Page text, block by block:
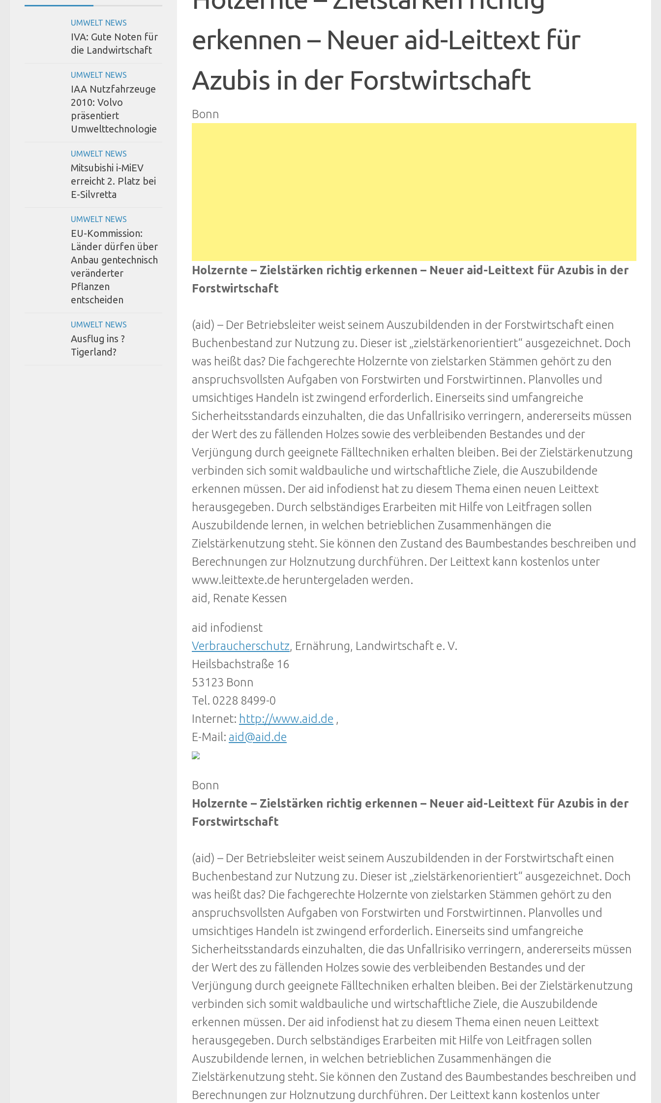
erkennen – Neuer aid-Leittext für
Azubis in der Forstwirtschaft
Bonn
Holzernte – Zielstärken richtig erkennen – Neuer aid-Leittext für Azubis in der
Forstwirtschaft
(aid) – Der Betriebsleiter weist seinem Auszubildenden in der Forstwirtschaft einen
Buchenbestand zur Nutzung zu. Dieser ist „zielstärkenorientiert“ ausgezeichnet. Doch
was heißt das? Die fachgerechte Holzernte von zielstarken Stämmen gehört zu den
anspruchsvollsten Aufgaben von Forstwirten und Forstwirtinnen. Planvolles und
umsichtiges Handeln ist zwingend erforderlich. Einerseits sind umfangreiche
Sicherheitsstandards einzuhalten, die das Unfallrisiko verringern, andererseits müssen
der Wert des zu fällenden Holzes sowie des verbleibenden Bestandes und der
Verjüngung durch geeignete Fälltechniken erhalten bleiben. Bei der Zielstärkenutzung
verbinden sich somit waldbauliche und wirtschaftliche Ziele, die Auszubildende
erkennen müssen. Der aid infodienst hat zu diesem Thema einen neuen Leittext
herausgegeben. Durch selbständiges Erarbeiten mit Hilfe von Leitfragen sollen
Auszubildende lernen, in welchen betrieblichen Zusammenhängen die
Zielstärkenutzung steht. Sie können den Zustand des Baumbestandes beschreiben und
Berechnungen zur Holznutzung durchführen. Der Leittext kann kostenlos unter
www.leittexte.de heruntergeladen werden.
aid, Renate Kessen
aid infodienst
Verbraucherschutz , Ernährung, Landwirtschaft e. V.
Heilsbachstraße 16
53123 Bonn
Tel. 0228 8499-0
Internet: http://www.aid.de
E-Mail: aid@aid.de
Bonn
Holzernte – Zielstärken richtig erkennen – Neuer aid-Leittext für Azubis in der
Forstwirtschaft
(aid) – Der Betriebsleiter weist seinem Auszubildenden in der Forstwirtschaft einen
Buchenbestand zur Nutzung zu. Dieser ist „zielstärkenorientiert“ ausgezeichnet. Doch
was heißt das? Die fachgerechte Holzernte von zielstarken Stämmen gehört zu den
anspruchsvollsten Aufgaben von Forstwirten und Forstwirtinnen. Planvolles und
umsichtiges Handeln ist zwingend erforderlich. Einerseits sind umfangreiche
Sicherheitsstandards einzuhalten, die das Unfallrisiko verringern, andererseits müssen
der Wert des zu fällenden Holzes sowie des verbleibenden Bestandes und der
Verjüngung durch geeignete Fälltechniken erhalten bleiben. Bei der Zielstärkenutzung
verbinden sich somit waldbauliche und wirtschaftliche Ziele, die Auszubildende
erkennen müssen. Der aid infodienst hat zu diesem Thema einen neuen Leittext
herausgegeben. Durch selbständiges Erarbeiten mit Hilfe von Leitfragen sollen
Auszubildende lernen, in welchen betrieblichen Zusammenhängen die
Zielstärkenutzung steht. Sie können den Zustand des Baumbestandes beschreiben und
Berechnungen zur Holznutzung durchführen. Der Leittext kann kostenlos unter
UMWELT NEWS
IVA: Gute Noten für
die Landwirtschaft
UMWELT NEWS
IAA Nutzfahrzeuge
2010: Volvo
präsentiert
Umwelttechnologie
UMWELT NEWS
Mitsubishi i-MiEV
erreicht 2. Platz bei
E-Silvretta
UMWELT NEWS
EU-Kommission:
Länder dürfen über
Anbau gentechnisch
veränderter
Pflanzen
entscheiden
UMWELT NEWS
Ausflug ins ?
Tigerland?